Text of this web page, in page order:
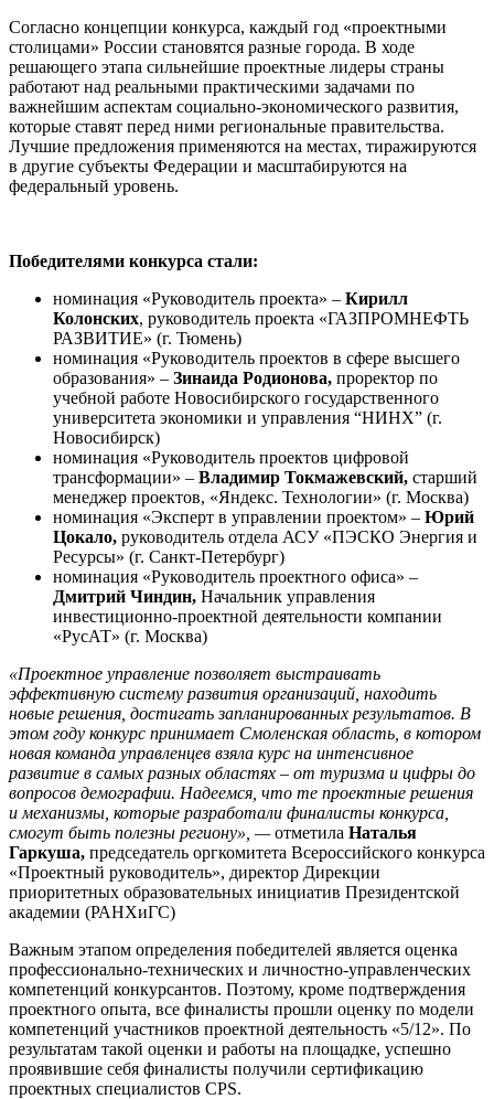
Согласно концепции конкурса, каждый год «проектными
столицами» России становятся разные города. В ходе
решающего этапа сильнейшие проектные лидеры страны
работают над реальными практическими задачами по
важнейшим аспектам социально-экономического развития,
которые ставят перед ними региональные правительства.
Лучшие предложения применяются на местах, тиражируются
в другие субъекты Федерации и масштабируются на
федеральный уровень.
Победителями конкурса стали:
номинация «Руководитель проекта» – Кирилл
Колонских, руководитель проекта «ГАЗПРОМНЕФТЬ
РАЗВИТИЕ» (г. Тюмень)
номинация «Руководитель проектов в сфере высшего
образования» – Зинаида Родионова, проректор по
учебной работе Новосибирского государственного
университета экономики и управления “НИНХ” (г.
Новосибирск)
номинация «Руководитель проектов цифровой
трансформации» – Владимир Токмажевский, старший
менеджер проектов, «Яндекс. Технологии» (г. Москва)
номинация «Эксперт в управлении проектом» – Юрий
Цокало, руководитель отдела АСУ «ПЭСКО Энергия и
Ресурсы» (г. Санкт-Петербург)
номинация «Руководитель проектного офиса» –
Дмитрий Чиндин, Начальник управления
инвестиционно-проектной деятельности компании
«РусАТ» (г. Москва)
«Проектное управление позволяет выстраивать
эффективную систему развития организаций, находить
новые решения, достигать запланированных результатов. В
этом году конкурс принимает Смоленская область, в котором
новая команда управленцев взяла курс на интенсивное
развитие в самых разных областях – от туризма и цифры до
вопросов демографии. Надеемся, что те проектные решения
и механизмы, которые разработали финалисты конкурса,
смогут быть полезны региону», —отметила Наталья
Гаркуша, председатель оргкомитета Всероссийского конкурса
«Проектный руководитель», директор Дирекции
приоритетных образовательных инициатив Президентской
академии (РАНХиГС)
Важным этапом определения победителей является оценка
профессионально-технических и личностно-управленческих
компетенций конкурсантов. Поэтому, кроме подтверждения
проектного опыта, все финалисты прошли оценку по модели
компетенций участников проектной деятельность «5/12». По
результатам такой оценки и работы на площадке, успешно
проявившие себя финалисты получили сертификацию
проектных специалистов CPS.